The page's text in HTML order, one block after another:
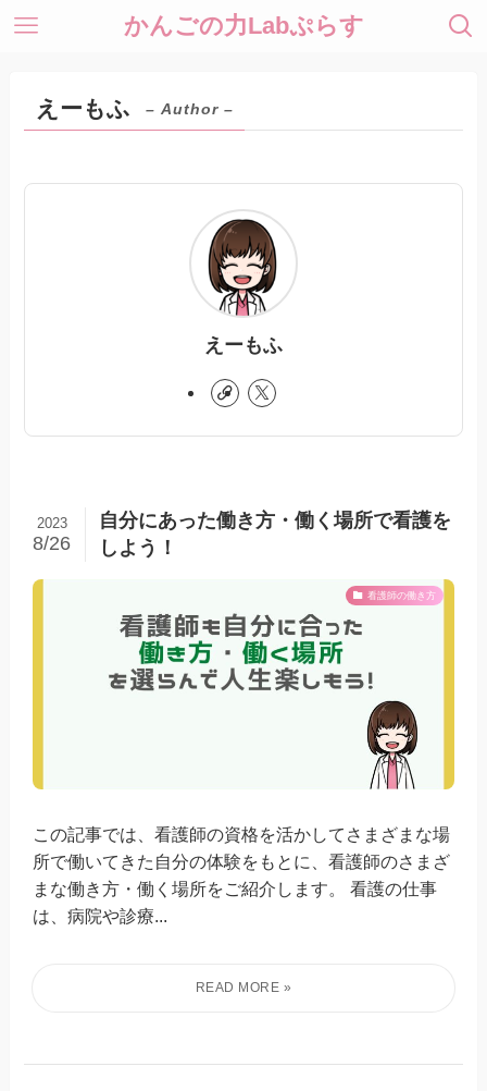
かんごの力Labぷらす
えーもふ – Author –
えーもふ
自分にあった働き方・働く場所で看護を
しよう！
2023
8/26
看護師の働き方
この記事では、看護師の資格を活かしてさまざまな場
所で働いてきた自分の体験をもとに、看護師のさまざ
まな働き方・働く場所をご紹介します。 看護の仕事
は、病院や診療...